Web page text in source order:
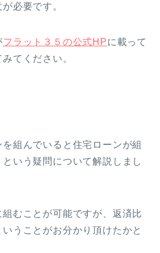
必要です。
フラット３５の公式HPに載って
てください。
組んでいると住宅ローンが組
いう疑問について解説しまし
むことが可能ですが、返済比
うことがお分かり頂けたかと